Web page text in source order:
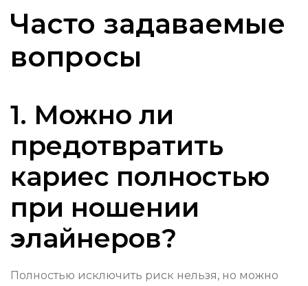
Часто задаваемые
вопросы
1. Можно ли
предотвратить
кариес полностью
при ношении
элайнеров?
Полностью исключить риск нельзя, но можно